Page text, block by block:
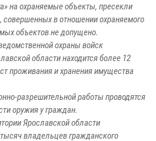
на охраняемые объекты, пресекли
в отношении охраняемого
объектов не допущено.
охраны войск
области находится более 12
проживания и хранения имущества
разрешительной работы проводятся
оружия у граждан.
Ярославской области
владельцев гражданского